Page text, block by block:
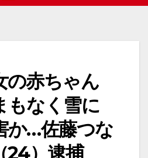
の赤ちゃん
もなく雪に
か…佐藤つな
24）逮捕